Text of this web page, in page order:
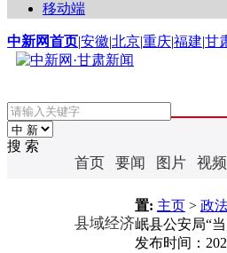
移动端
中新网首页|安徽|北京|重庆|福建|甘
搜 索
首页 要闻 图片 视频
县域经济
置: 主页 > 政
岷县公安局“
发布时间：